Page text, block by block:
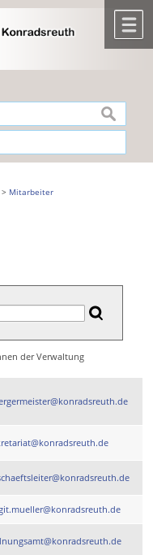
suchen
Mitarbeiter
der Verwaltung